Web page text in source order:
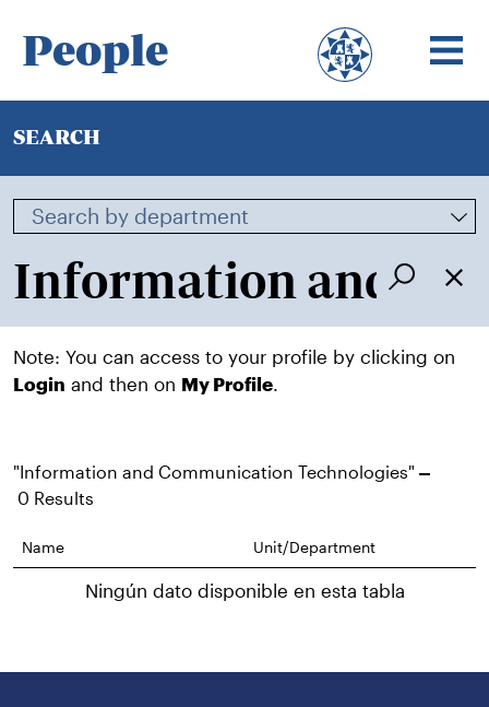
People
SEARCH
Note: You can access to your profile by clicking on
Login and then on My Profile.
"Information and Communication Technologies"
0 Results
Name Unit/Department
Ningún dato disponible en esta tabla